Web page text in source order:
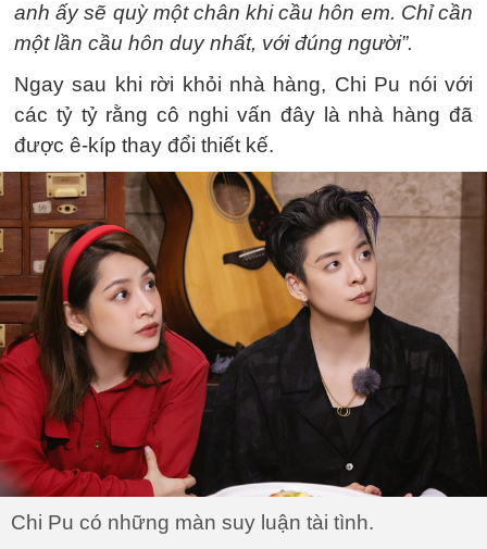
anh ấy sẽ quỳ một chân khi cầu hôn em. Chỉ cần
một lần cầu hôn duy nhất, với đúng người”.
Ngay sau khi rời khỏi nhà hàng, Chi Pu nói với
các tỷ tỷ rằng cô nghi vấn đây là nhà hàng đã
được ê-kíp thay đổi thiết kế.
Chi Pu có những màn suy luận tài tình.